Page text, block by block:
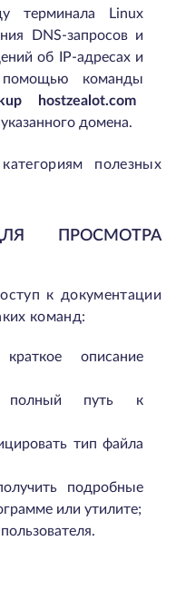
терминала Linux
DNS-запросов и
об IP-адресах и
команды
hostzealot.com
домена.
полезных
ПРОСМОТРА
к документации
команд:
описание
полный путь к
тип файла
подробные
или утилите;